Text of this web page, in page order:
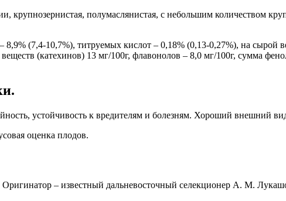
крупнозернистая, полумаслянистая, с небольшим количеством
(7,4-10,7%), титруемых кислот – 0,18% (0,13-0,27%), на сырой
(катехинов) 13 мг/100г, флавонолов – 8,0 мг/100г, сумма
устойчивость к вредителям и болезням. Хороший внешний
оценка плодов.
– известный дальневосточный селекционер А. М.